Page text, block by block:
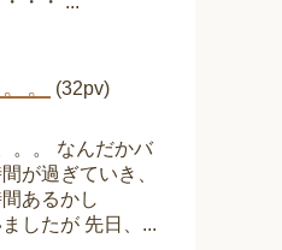
。 (32pv)
。。 なんだかバ
が過ぎていき、
あるかし
したが 先日、...